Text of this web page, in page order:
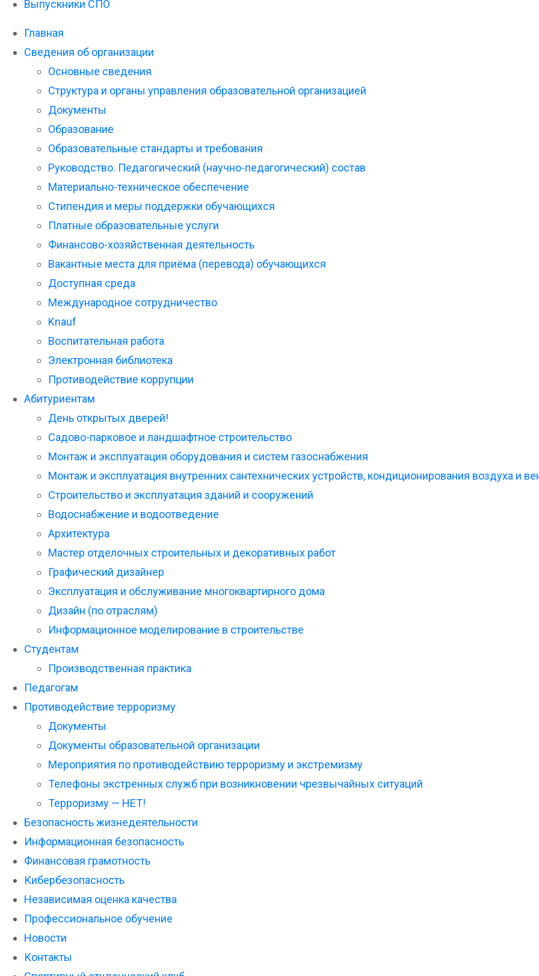
Выпускники СПО
Главная
Сведения об организации
Основные сведения
Структура и органы управления образовательной организацией
Документы
Образование
Образовательные стандарты и требования
Руководство. Педагогический (научно-педагогический) состав
Материально-техническое обеспечение
Стипендия и меры поддержки обучающихся
Платные образовательные услуги
Финансово-хозяйственная деятельность
Вакантные места для приёма (перевода) обучающихся
Доступная среда
Международное сотрудничество
Knauf
Воспитательная работа
Электронная библиотека
Противодействие коррупции
Абитуриентам
День открытых дверей!
Садово-парковое и ландшафтное строительство
Монтаж и эксплуатация оборудования и систем газоснабжения
Монтаж и эксплуатация внутренних сантехнических устройств, кондиционирования воздуха и
Строительство и эксплуатация зданий и сооружений
Водоснабжение и водоотведение
Архитектура
Мастер отделочных строительных и декоративных работ
Графический дизайнер
Эксплуатация и обслуживание многоквартирного дома
Дизайн (по отраслям)
Информационное моделирование в строительстве
Студентам
Производственная практика
Педагогам
Противодействие терроризму
Документы
Документы образовательной организации
Мероприятия по противодействию терроризму и экстремизму
Телефоны экстренных служб при возникновении чрезвычайных ситуаций
Терроризму — НЕТ!
Безопасность жизнедеятельности
Информационная безопасность
Финансовая грамотность
Кибербезопасность
Независимая оценка качества
Профессиональное обучение
Новости
Контакты